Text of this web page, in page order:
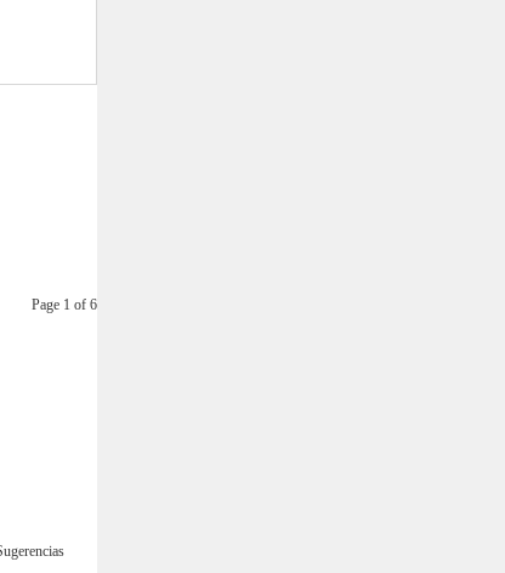
Page 1 of 6